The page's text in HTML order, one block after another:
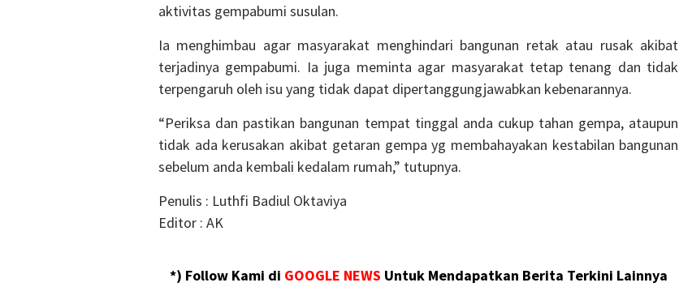
aktivitas gempabumi susulan.
Ia menghimbau agar masyarakat menghindari bangunan retak atau rusak akibat
terjadinya gempabumi. Ia juga meminta agar masyarakat tetap tenang dan tidak
terpengaruh oleh isu yang tidak dapat dipertanggungjawabkan kebenarannya.
“Periksa dan pastikan bangunan tempat tinggal anda cukup tahan gempa, ataupun
tidak ada kerusakan akibat getaran gempa yg membahayakan kestabilan bangunan
sebelum anda kembali kedalam rumah,” tutupnya.
Penulis : Luthfi Badiul Oktaviya
Editor : AK
*) Follow Kami di GOOGLE NEWS Untuk Mendapatkan Berita Terkini Lainnya